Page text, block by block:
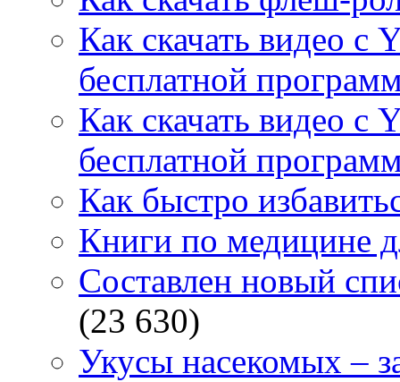
Как скачать видео с
бесплатной
Как скачать видео с
бесплатной
Как быстро
Книги по медицине
Составлен новый
(23 630)
Укусы насекомых –